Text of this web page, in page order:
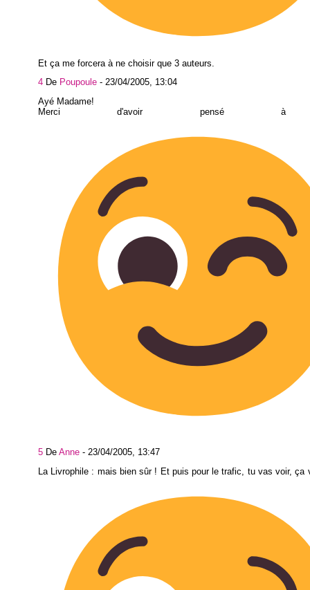
Et ça me forcera à ne choisir que 3 auteurs.
4 De Poupoule - 23/04/2005, 13:04
Ayé Madame!
Merci d'avoir pensé à
5 De Anne - 23/04/2005, 13:47
La Livrophile : mais bien sûr ! Et puis pour le trafic, tu vas voir, ça